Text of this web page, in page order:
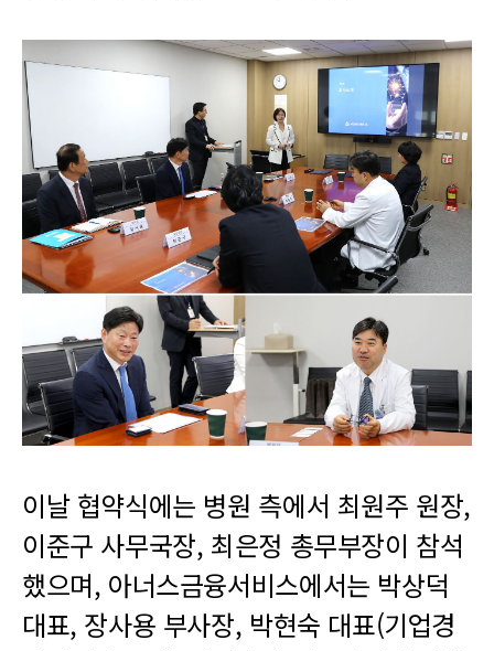
이날 협약식에는 병원 측에서 최원주 원장,
이준구 사무국장, 최은정 총무부장이 참석
했으며, 아너스금융서비스에서는 박상덕
대표, 장사용 부사장, 박현숙 대표(기업경